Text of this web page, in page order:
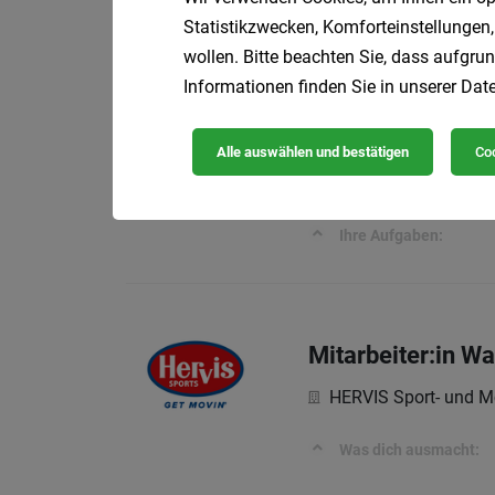
ISS Austria Holding
IHR PROFIL
Ihre Aufgaben:
Mitarbeiter:in
HERVIS Sport- und
Was dich ausmacht:
Statistikzwecken,
wollen. Bitte beachten Sie, dass
Informationen finden Sie in unserer
Alle auswählen und bestätigen